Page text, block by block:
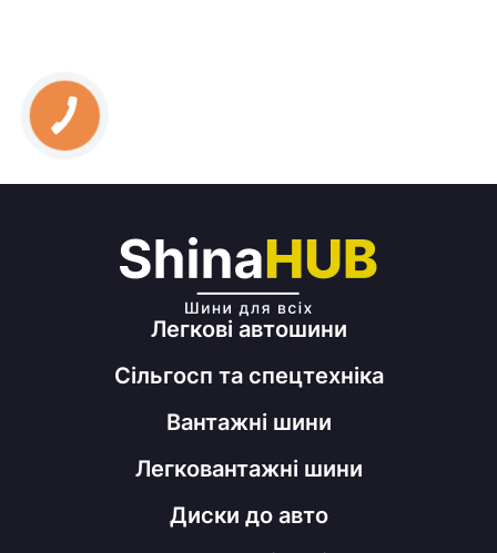
Легкові автошини
Сільгосп та спецтехніка
Вантажні шини
Легковантажні шини
Диски до авто